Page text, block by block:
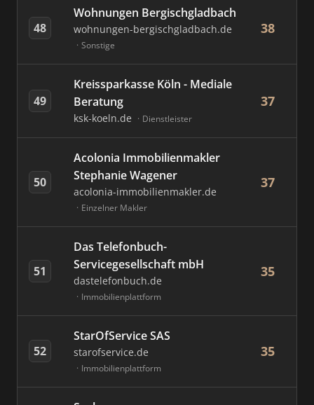
48
Wohnungen Bergischgladbach
wohnungen-bergischgladbach.de
Sonstige
38
49
Kreissparkasse Köln - Mediale
Beratung
ksk-koeln.de Dienstleister
37
50
Acolonia Immobilienmakler
Stephanie Wagener
acolonia-immobilienmakler.de
Einzelner Makler
37
51
Das Telefonbuch-
Servicegesellschaft mbH
dastelefonbuch.de
Immobilienplattform
35
52
StarOfService SAS
starofservice.de
Immobilienplattform
35